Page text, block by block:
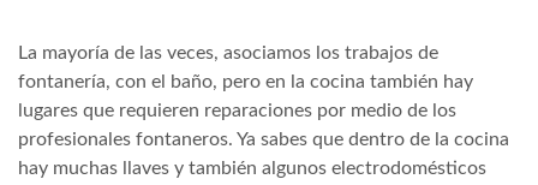
La mayoría de las veces, asociamos los trabajos de
fontanería, con el baño, pero en la cocina también hay
lugares que requieren reparaciones por medio de los
profesionales fontaneros. Ya sabes que dentro de la cocina
hay muchas llaves y también algunos electrodomésticos